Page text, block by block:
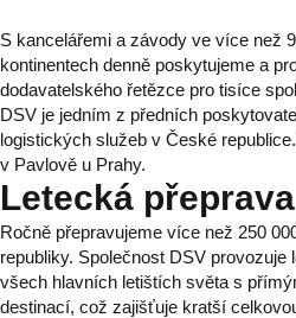
S kancelářemi a závody ve více než
kontinentech denně poskytujeme a
dodavatelského řetězce pro tisíce
DSV je jedním z předních
logistických služeb v České
v Pavlově u Prahy.
Letecká přeprava
Ročně přepravujeme více než 250
republiky. Společnost DSV provozuje
všech hlavních letištích světa s
destinací, což zajišťuje kratší